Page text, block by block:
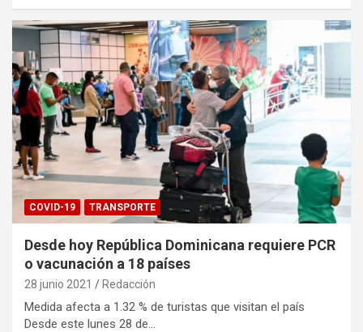
COVID-19 TRANSPORTE
Desde hoy República Dominicana requiere PCR
o vacunación a 18 países
28 junio 2021 Redacción
Medida afecta a 1.32 % de turistas que visitan el país
Desde este lunes 28 de…